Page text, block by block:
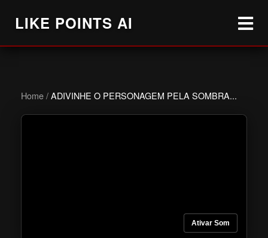
LIKE POINTS AI
Home/ADIVINHE O PERSONAGEM PELA SOMBRA...
Ativar Som